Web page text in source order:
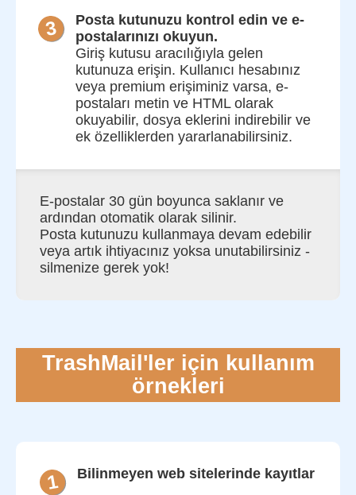
Posta kutunuzu kontrol edin ve e-
postalarınızı okuyun.
Giriş kutusu aracılığıyla gelen
kutunuza erişin. Kullanıcı hesabınız
veya premium erişiminiz varsa, e-
postaları metin ve HTML olarak
okuyabilir, dosya eklerini indirebilir ve
ek özelliklerden yararlanabilirsiniz.
E-postalar 30 gün boyunca saklanır ve
ardından otomatik olarak silinir.
Posta kutunuzu kullanmaya devam edebilir
veya artık ihtiyacınız yoksa unutabilirsiniz -
silmenize gerek yok!
TrashMail'ler için kullanım
örnekleri
1
Bilinmeyen web sitelerinde kayıtlar